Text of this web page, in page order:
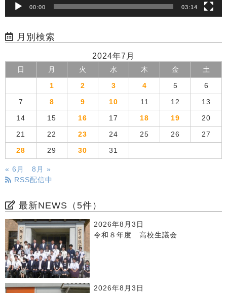
00:00 03:14
月別検索
2024年7月
日 月 火 水 木 金 土
1 2 3 4 5 6
7 8 9 10 11 12 13
14 15 16 17 18 19 20
21 22 23 24 25 26 27
28 29 30 31
« 6月
8月 »
RSS配信中
最新NEWS（5件）
2026年8月3日
令和８年度 高校生議会
2026年8月3日